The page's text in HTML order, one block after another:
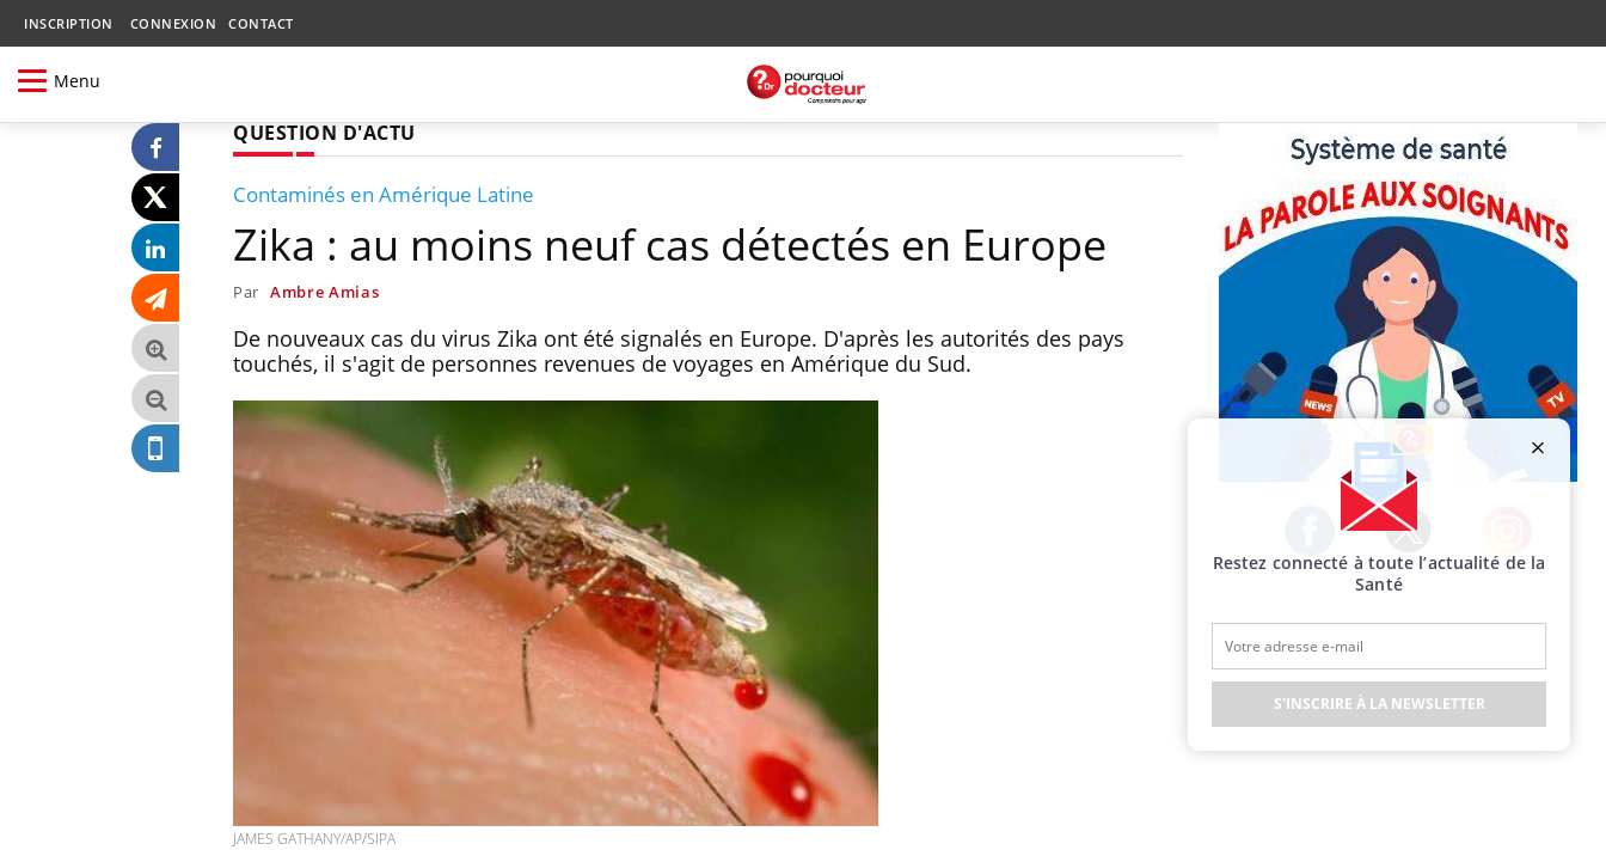
INSCRIPTION CONNEXION CONTACT
Menu
QUESTION D'ACTU
Contaminés en Amérique Latine
Zika : au moins neuf cas détectés en Europe
Par Ambre Amias
De nouveaux cas du virus Zika ont été signalés en Europe. D'après les autorités des pays
touchés, il s'agit de personnes revenues de voyages en Amérique du Sud.
JAMES GATHANY/AP/SIPA
Facebook Twitter Instagram
Restez connecté à toute l’actualité de la
Santé
S'INSCRIRE À LA NEWSLETTER